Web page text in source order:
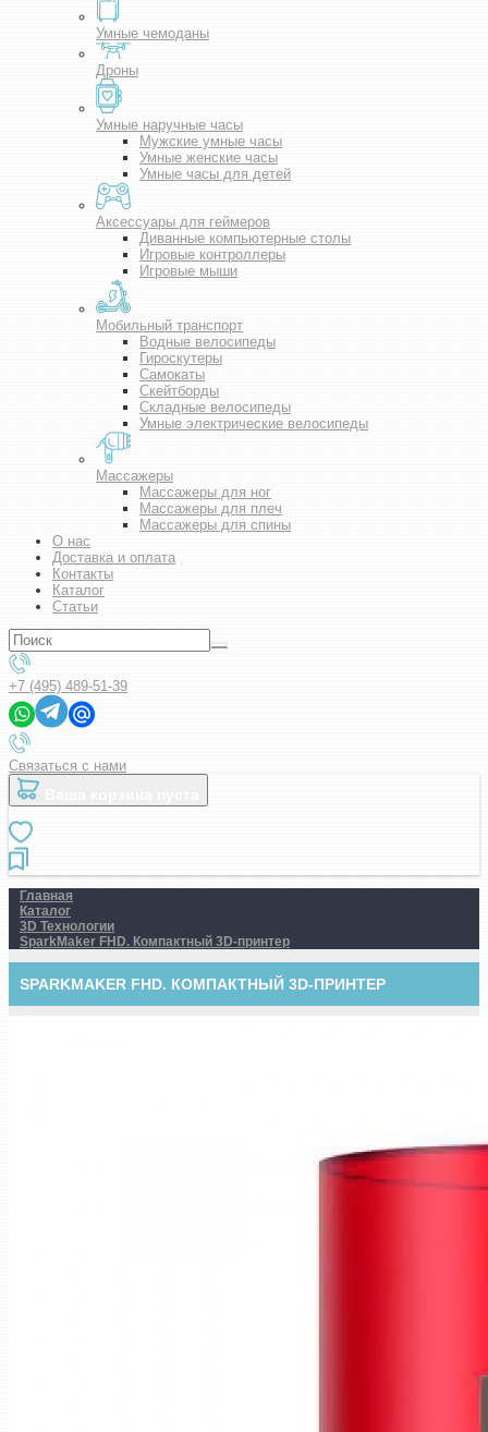
Умные чемоданы
Дроны
Умные наручные часы
Мужские умные часы
Умные женские часы
Умные часы для детей
Аксессуары для геймеров
Диванные компьютерные столы
Игровые контроллеры
Игровые мыши
Мобильный транспорт
Водные велосипеды
Гироскутеры
Самокаты
Скейтборды
Складные велосипеды
Умные электрические велосипеды
Массажеры
Массажеры для ног
Массажеры для плеч
Массажеры для спины
О нас
Доставка и оплата
Контакты
Каталог
Статьи
+7 (495) 489-51-39
Связаться с нами
Главная
Каталог
3D Технологии
SparkMaker FHD. Компактный 3D-принтер
SPARKMAKER FHD. КОМПАКТНЫЙ 3D-ПРИНТЕР